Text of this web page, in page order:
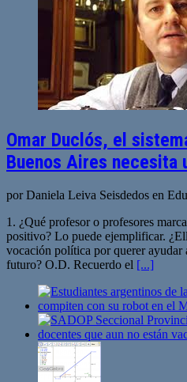
Omar Duclós, el
Buenos Aires necesita
por Daniela Leiva Seisdedos en
1. ¿Qué profesor o profesores
positivo? Lo puede ejemplificar.
vocación política por querer ayudar
futuro? O.D. Recuerdo el [...]